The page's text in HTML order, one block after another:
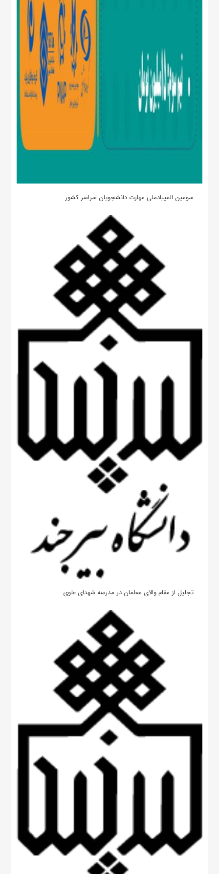
سومین المپیادملی مهارت دانشجویان سراسر کشور
تجلیل از مقام والای معلمان در مدرسه شهدای علوی